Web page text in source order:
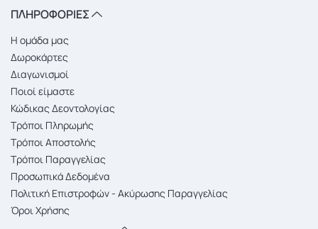
ΠΛΗΡΟΦΟΡΙΕΣ
Η ομάδα μας
Δωροκάρτες
Διαγωνισμοί
Ποιοί είμαστε
Κώδικας Δεοντολογίας
Τρόποι Πληρωμής
Τρόποι Αποστολής
Τρόποι Παραγγελίας
Προσωπικά Δεδομένα
Πολιτική Επιστροφών - Ακύρωσης Παραγγελίας
Όροι Χρήσης